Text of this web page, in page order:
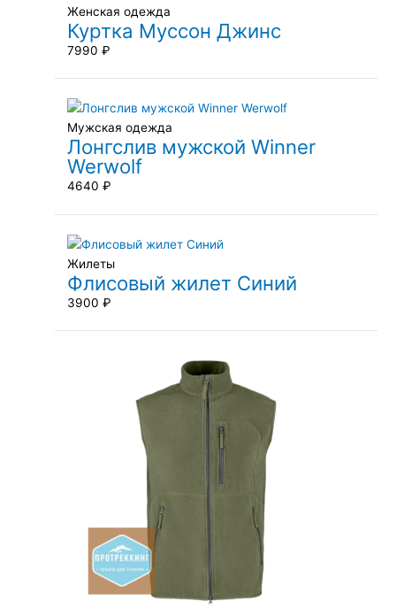
Женская одежда
Куртка Муссон Джинс
7990 ₽
Мужская одежда
Лонгслив мужской Winner
Werwolf
4640 ₽
Жилеты
Флисовый жилет Синий
3900 ₽